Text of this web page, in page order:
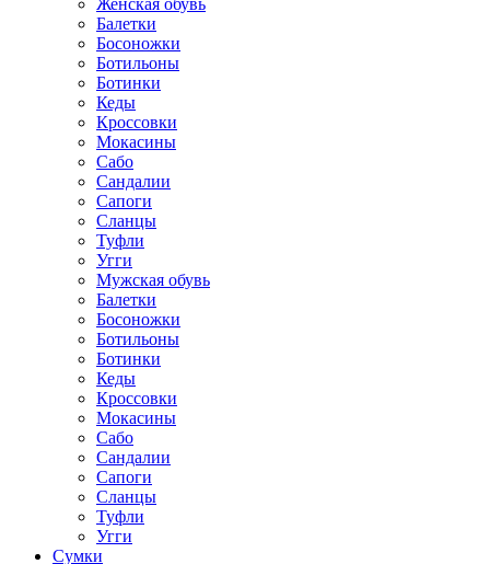
Женская обувь
Балетки
Босоножки
Ботильоны
Ботинки
Кеды
Кроссовки
Мокасины
Сабо
Сандалии
Сапоги
Сланцы
Туфли
Угги
Мужская обувь
Балетки
Босоножки
Ботильоны
Ботинки
Кеды
Кроссовки
Мокасины
Сабо
Сандалии
Сапоги
Сланцы
Туфли
Угги
Сумки